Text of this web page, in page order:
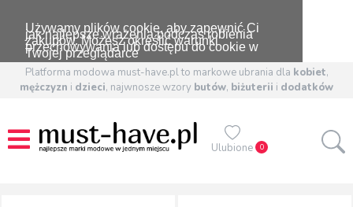
Używamy plików cookie, aby zapewnić Ci
jak najlepsze wrażenia podczas robienia
zakupów. Możesz określić warunki
przechowywania lub dostępu do cookie w
Twojej przeglądarce
Platforma modowa must-have.pl to markowe ubrania dla kobiet,
mężczyzn i dzieci, najwnosze wzory butów, biżuterii i dodatków
Ulubione 0